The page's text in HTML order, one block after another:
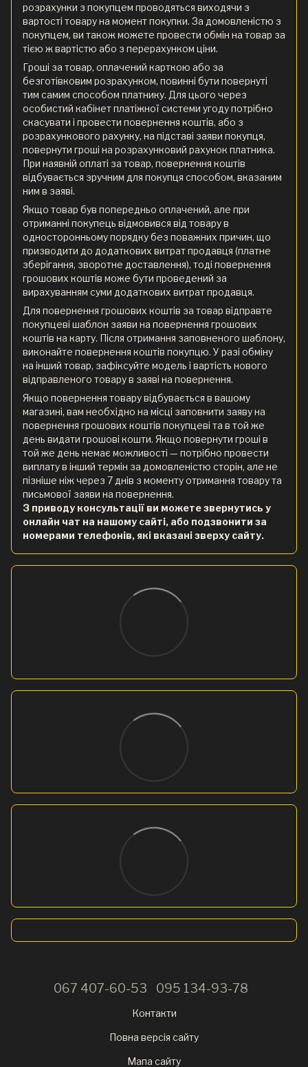
розрахунки з покупцем проводяться виходячи з
вартості товару на момент покупки. За домовленістю з
покупцем, ви також можете провести обмін на товар за
тією ж вартістю або з перерахунком ціни.
Гроші за товар, оплачений карткою або за
безготівковим розрахунком, повинні бути повернуті
тим самим способом платнику. Для цього через
особистий кабінет платіжної системи угоду потрібно
скасувати і провести повернення коштів, або з
розрахункового рахунку, на підставі заяви покупця,
повернути гроші на розрахунковий рахунок платника.
При наявній оплаті за товар, повернення коштів
відбувається зручним для покупця способом, вказаним
ним в заяві.
Якщо товар був попередньо оплачений, але при
отриманні покупець відмовився від товару в
односторонньому порядку без поважних причин, що
призводити до додаткових витрат продавця (платне
зберігання, зворотне доставлення), тоді повернення
грошових коштів може бути проведений за
вирахуванням суми додаткових витрат продавця.
Для повернення грошових коштів за товар відправте
покупцеві шаблон заяви на повернення грошових
коштів на карту. Після отримання заповненого шаблону,
виконайте повернення коштів покупцю. У разі обміну
на інший товар, зафіксуйте модель і вартість нового
відправленого товару в заяві на повернення.
Якщо повернення товару відбувається в вашому
магазині, вам необхідно на місці заповнити заяву на
повернення грошових коштів покупцеві та в той же
день видати грошові кошти. Якщо повернути гроші в
той же день немає можливості — потрібно провести
виплату в інший термін за домовленістю сторін, але не
пізніше ніж через 7 днів з моменту отримання товару та
письмової заяви на повернення.
З приводу консультації ви можете звернутись у
онлайн чат на нашому сайті, або подзвонити за
номерами телефонів, які вказані зверху сайту.
067 407-60-53 095 134-93-78
Контакти
Повна версія сайту
Мапа сайту